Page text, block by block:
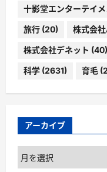
十影堂エンターテイメ
旅行 (20) 株式会
株式会社デネット (40)
科学 (2631) 育毛
アーカイブ
ア
ー